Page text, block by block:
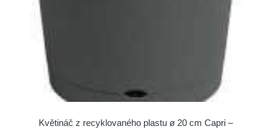
Květináč z recyklovaného plastu ø 20 cm Capri –